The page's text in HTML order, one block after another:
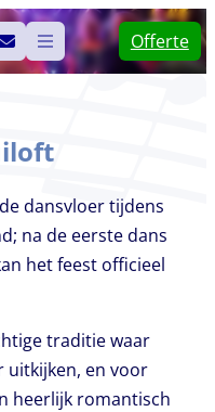
Offerte
dansvloer tijdens
na de eerste dans
het feest officieel
traditie waar
uitkijken, en voor
heerlijk romantisch